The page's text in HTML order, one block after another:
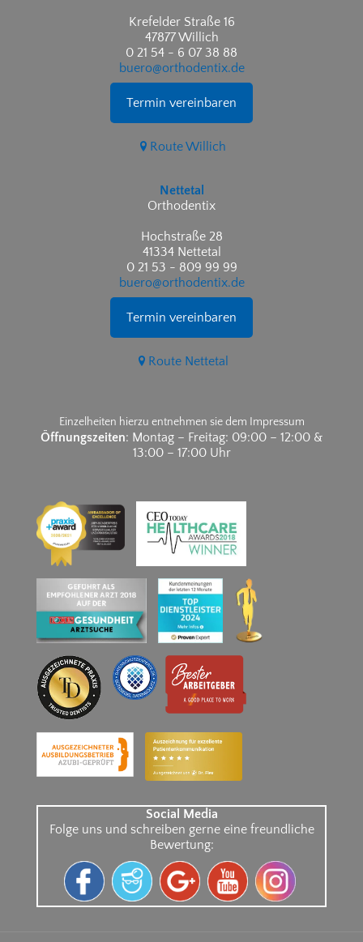
Krefelder Straße 16
47877 Willich
0 21 54 - 6 07 38 88
buero@orthodentix.de
Termin vereinbaren
Route Willich
Nettetal
Orthodentix
Hochstraße 28
41334 Nettetal
0 21 53 - 809 99 99
buero@orthodentix.de
Termin vereinbaren
Route Nettetal
Einzelheiten hierzu entnehmen sie dem Impressum
Öffnungszeiten: Montag – Freitag: 09:00 – 12:00 &
13:00 – 17:00 Uhr
Social Media
Folge uns und schreiben gerne eine freundliche
Bewertung: